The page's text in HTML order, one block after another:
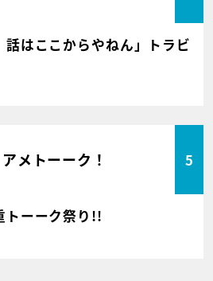
はここからやねん」トラビ
アメトーーク！ 5
トーーク祭り!!